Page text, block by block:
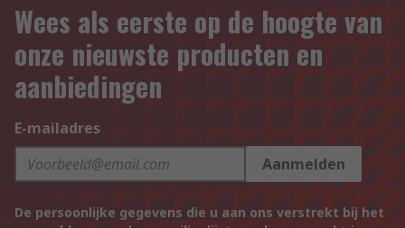
Wees als eerste op de hoogte van
onze nieuwste producten en
aanbiedingen
E-mailadres
Aanmelden
De persoonlijke gegevens die u aan ons verstrekt bij het